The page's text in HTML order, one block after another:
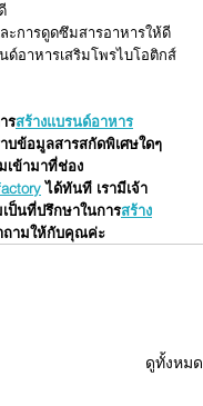
ะการดูดซึมสารอาหารให้ดี
ด์อาหารเสริมโพรไบโอติกส์
รสร้างแบรนด์อาหาร
บข้อมูลสารสกัดพิเศษใดๆ
เข้ามาที่ช่อง
ได้ทันที เรามีเจ้า
ป็นที่ปรึกษาในการสร้าง
ถามให้กับคุณค่ะ
ดูทั้งหมด